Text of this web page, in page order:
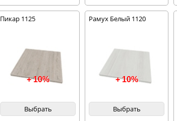
Пикар 1125
+ 10%
Выбрать
Рамух Белый 1120
+ 10%
Выбрать